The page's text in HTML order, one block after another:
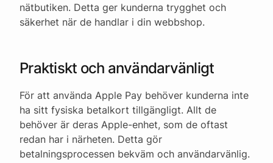
nätbutiken. Detta ger kunderna trygghet och
säkerhet när de handlar i din webbshop.
Praktiskt och användarvänligt
För att använda Apple Pay behöver kunderna inte
ha sitt fysiska betalkort tillgängligt. Allt de
behöver är deras Apple-enhet, som de oftast
redan har i närheten. Detta gör
betalningsprocessen bekväm och användarvänlig.